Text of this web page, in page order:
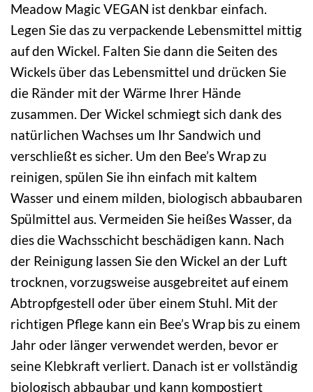
Meadow Magic VEGAN ist denkbar einfach.
Legen Sie das zu verpackende Lebensmittel mittig
auf den Wickel. Falten Sie dann die Seiten des
Wickels über das Lebensmittel und drücken Sie
die Ränder mit der Wärme Ihrer Hände
zusammen. Der Wickel schmiegt sich dank des
natürlichen Wachses um Ihr Sandwich und
verschließt es sicher. Um den Bee’s Wrap zu
reinigen, spülen Sie ihn einfach mit kaltem
Wasser und einem milden, biologisch abbaubaren
Spülmittel aus. Vermeiden Sie heißes Wasser, da
dies die Wachsschicht beschädigen kann. Nach
der Reinigung lassen Sie den Wickel an der Luft
trocknen, vorzugsweise ausgebreitet auf einem
Abtropfgestell oder über einem Stuhl. Mit der
richtigen Pflege kann ein Bee’s Wrap bis zu einem
Jahr oder länger verwendet werden, bevor er
seine Klebkraft verliert. Danach ist er vollständig
biologisch abbaubar und kann kompostiert